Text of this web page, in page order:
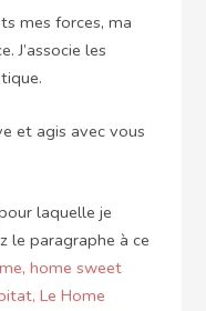
mes forces, ma
J’associe les
et agis avec vous
laquelle je
le paragraphe à ce
home sweet
Le Home